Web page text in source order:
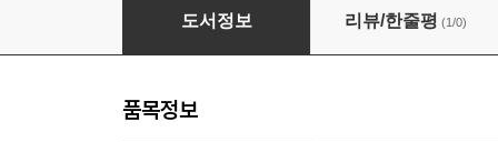
사장의 아이덴티티
도서정보 리뷰/한줄평 (1/0)
품목정보